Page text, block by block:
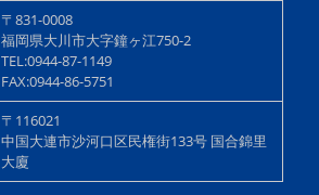
〒831-0008
福岡県大川市大字鐘ヶ江750-2
TEL:0944-87-1149
FAX:0944-86-5751
〒116021
中国大連市沙河口区民権街133号 国合錦里
大廈